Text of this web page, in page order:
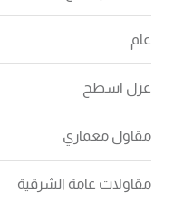
عام
عزل اسطح
مقاول معماري
مقاولات عامة الشرقية